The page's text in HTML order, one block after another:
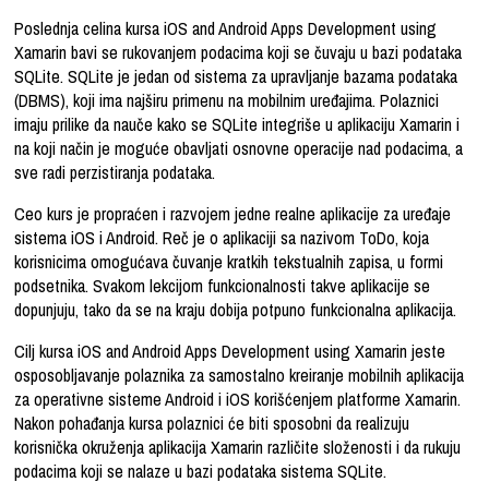
Poslednja celina kursa iOS and Android Apps Development using
Xamarin bavi se rukovanjem podacima koji se čuvaju u bazi podataka
SQLite. SQLite je jedan od sistema za upravljanje bazama podataka
(DBMS), koji ima najširu primenu na mobilnim uređajima. Polaznici
imaju prilike da nauče kako se SQLite integriše u aplikaciju Xamarin i
na koji način je moguće obavljati osnovne operacije nad podacima, a
sve radi perzistiranja podataka.
Ceo kurs je propraćen i razvojem jedne realne aplikacije za uređaje
sistema iOS i Android. Reč je o aplikaciji sa nazivom ToDo, koja
korisnicima omogućava čuvanje kratkih tekstualnih zapisa, u formi
podsetnika. Svakom lekcijom funkcionalnosti takve aplikacije se
dopunjuju, tako da se na kraju dobija potpuno funkcionalna aplikacija.
Cilj kursa iOS and Android Apps Development using Xamarin jeste
osposobljavanje polaznika za samostalno kreiranje mobilnih aplikacija
za operativne sisteme Android i iOS korišćenjem platforme Xamarin.
Nakon pohađanja kursa polaznici će biti sposobni da realizuju
korisnička okruženja aplikacija Xamarin različite složenosti i da rukuju
podacima koji se nalaze u bazi podataka sistema SQLite.